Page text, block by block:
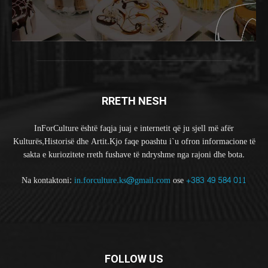
RRETH NESH
InForCulture është faqja juaj e internetit që ju sjell më afër
Kulturës,Historisë dhe Artit.Kjo faqe poashtu i`u ofron informacione të
sakta e kuriozitete rreth fushave të ndryshme nga rajoni dhe bota.
Na kontaktoni: in.forculture.ks@gmail.comose+383 49 584 011
FOLLOW US